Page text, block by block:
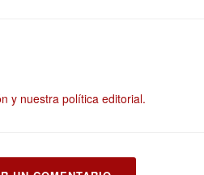
y nuestra política editorial.